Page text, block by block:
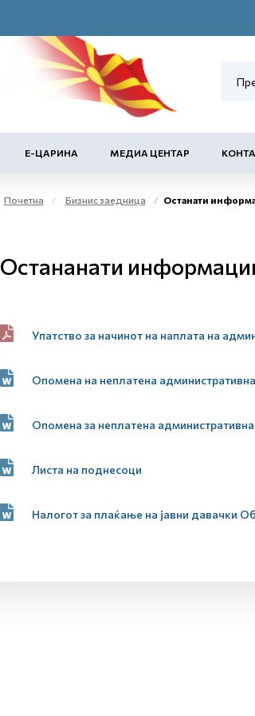
Е-ЦАРИНА МЕДИА ЦЕНТАР
Почетна Бизнис заедница Останати
Остананати
Упатство за начинот на наплата на
Опомена на неплатена
Опомена за неплатена административна
Листа на поднесоци
Налогот за плаќање на јавни давачки